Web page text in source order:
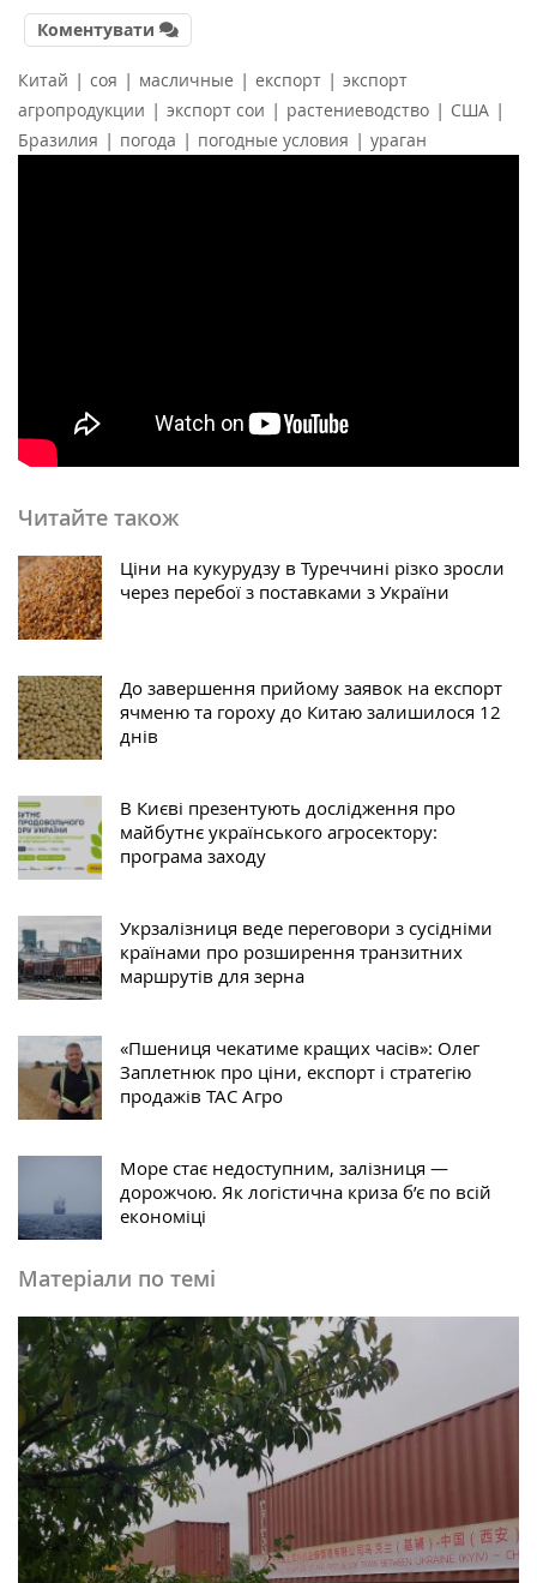
Коментувати
Китай | соя | масличные | експорт | экспорт
агропродукции | экспорт сои | растениеводство | США |
Бразилия | погода | погодные условия | ураган
Читайте також
Ціни на кукурудзу в Туреччині різко зросли
через перебої з поставками з України
До завершення прийому заявок на експорт
ячменю та гороху до Китаю залишилося 12
днів
В Києві презентують дослідження про
майбутнє українського агросектору:
програма заходу
Укрзалізниця веде переговори з сусідніми
країнами про розширення транзитних
маршрутів для зерна
«Пшениця чекатиме кращих часів»: Олег
Заплетнюк про ціни, експорт і стратегію
продажів ТАС Агро
Море стає недоступним, залізниця —
дорожчою. Як логістична криза б’є по всій
економіці
Матеріали по темі